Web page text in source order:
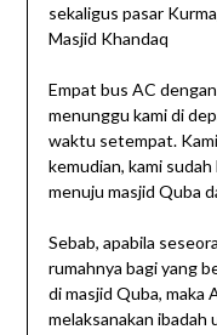
sekaligus pasar
Masjid Khandaq
Empat bus AC
menunggu kami di
waktu setempat.
kemudian, kami
menuju masjid Quba
Sebab, apabila
rumahnya bagi yang
di masjid Quba, maka
melaksanakan ibadah